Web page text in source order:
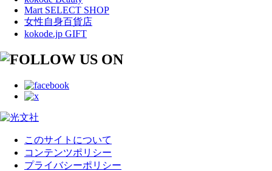
Mart SELECT SHOP
女性自身百貨店
kokode.jp GIFT
このサイトについて
コンテンツポリシー
プライバシーポリシー